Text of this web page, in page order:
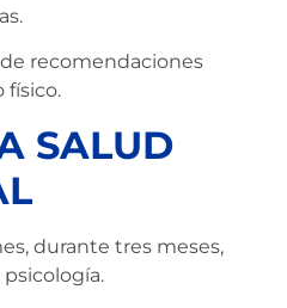
recomendaciones
físico.
SALUD
durante tres meses,